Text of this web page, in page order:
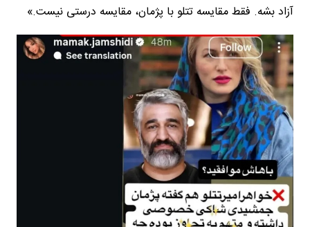
آزاد بشه. فقط مقایسه تتلو با پژمان، مقایسه درستی نیست.»